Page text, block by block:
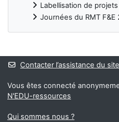
Labellisation de projets
Journées du RMT F&E
Blocs
Contacter l’assistance du site
Vous êtes connecté
N'EDU-ressources
Qui sommes nous ?